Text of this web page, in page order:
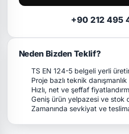
+90 212 495
Neden Bizden Teklif?
TS EN 124-5 belgeli yerli
Proje bazlı teknik danışmanlık
Hızlı, net ve şeffaf
Geniş ürün yelpazesi ve stok
Zamanında sevkiyat ve